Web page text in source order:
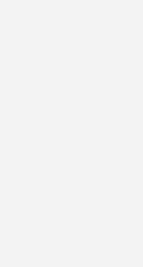
muss die Leute
für Evohome
sogar bei einer
eine sehr technik­
Heizkurve mit
Wir haben die
oder
Bei Mietern
Bereich das
fehlt allerdings.